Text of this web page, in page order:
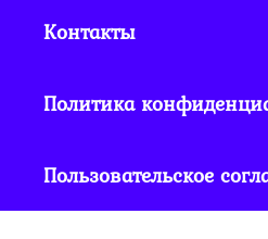
Контакты
Политика
Пользовательское